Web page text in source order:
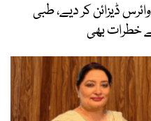
ڈیزائن کر دیے، طبی
خطرات بھی